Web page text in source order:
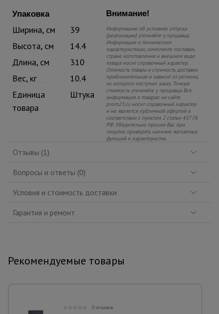
Упаковка
Ширина, см
39
Высота, см
14.4
Длина, см
310
Вес, кг
10.4
Единица
товара
Штука
Внимание!
Информацию об условиях отпуска
(реализации) уточняйте у продавца.
Информация о технических
характеристиках, комплекте поставки,
стране изготовления и внешнем виде
товара носит справочный характер.
Стоимость товара и стоимость доставки
приблизительная и зависит от региона,
из которого поступил заказ. Точную
стоимость уточняйте у продавца. Вся
информация о товарах на сайте
prom23.ru носит справочный характер
и не является публичной офертой в
соответствии с пунктом 2 статьи 437 ГК
РФ. Убедительно просим Вас при
покупке проверять наличие желаемых
функций и характеристик.
Отзывы (1)
Вопросы и ответы (0)
Условия и стоимость доставки
Гарантия и ремонт
Рекомендуемые товары
0 отзывов